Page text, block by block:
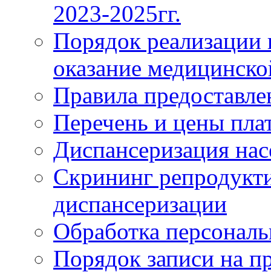
2023-2025гг.
Порядок реализации
оказание
Правила
Перечень и цены
Диспансеризация
Скрининг
диспансеризации
Обработка
Порядок записи на